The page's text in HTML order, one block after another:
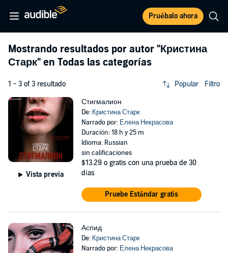
Pruébalo ahora
Mostrando resultados por autor "Кристина
Старк" en Todas las categorías
1 - 3 of 3 resultado Popular Filtro
Vista previa
Стигмалион
De: Кристина Старк
Narrado por: Елена Некрасова
Duración: 18 h y 25 m
Idioma: Russian
sin calificaciones
$13.29 o gratis con una prueba de 30
días
Pruebe Estándar gratis
Аспид
De: Кристина Старк
Narrado por: Елена Некрасова